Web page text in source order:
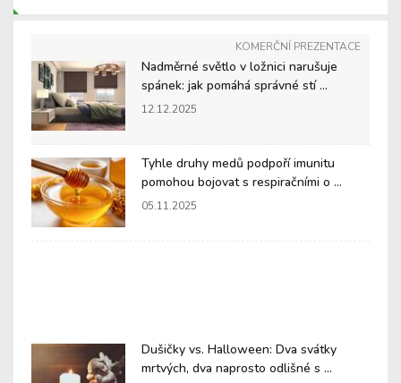
KOMERČNÍ PREZENTACE
Nadměrné světlo v ložnici narušuje
spánek: jak pomáhá správné stí ...
12.12.2025
Tyhle druhy medů podpoří imunitu
pomohou bojovat s respiračními o ...
05.11.2025
Dušičky vs. Halloween: Dva svátky
mrtvých, dva naprosto odlišné s ...